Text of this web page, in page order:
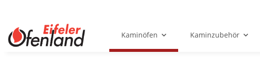
Kaminöfen Kaminzubehör